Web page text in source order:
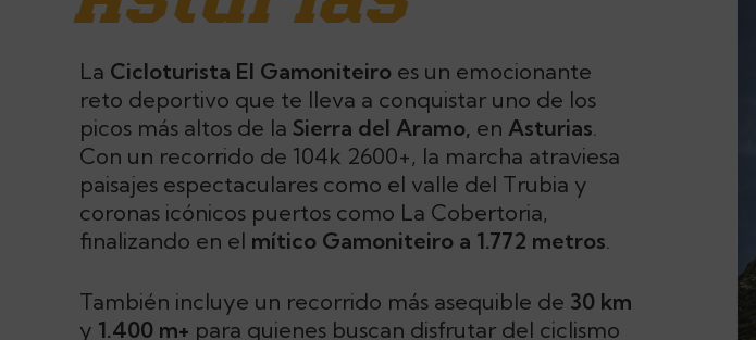
La Cicloturista El Gamoniteiro es un emocionante
reto deportivo que te lleva a conquistar uno de los
picos más altos de laSierra del Aramo, en Asturias
Con un recorrido de 104k 2600+, la marcha atraviesa
paisajes espectaculares como el valle del Trubia y
coronas icónicos puertos como La Cobertoria,
finalizando en el mítico Gamoniteiro a 1.772 metros
También incluye un recorrido más asequible de 30 km
y 1.400 m+ para quienes buscan disfrutar del ciclismo